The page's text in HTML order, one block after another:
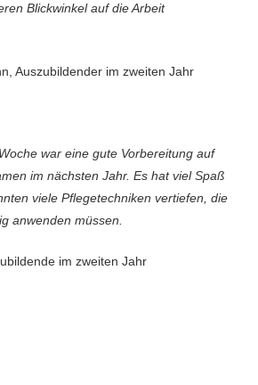
Blickwinkel auf die Arbeit
Auszubildender im zweiten Jahr
war eine gute Vorbereitung auf
im nächsten Jahr. Es hat viel Spaß
viele Pflegetechniken vertiefen, die
anwenden müssen.
im zweiten Jahr